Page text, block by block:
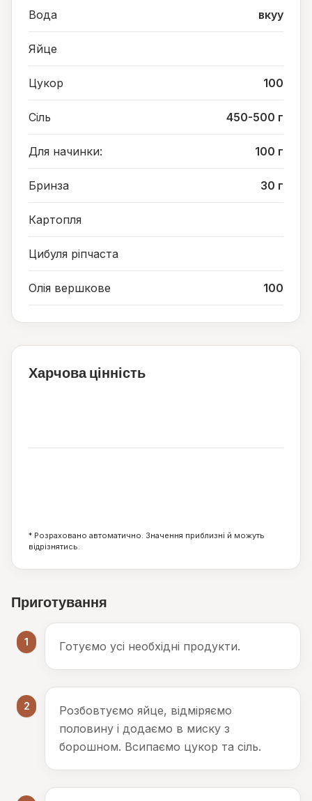
Вода вкуу
Яйце
Цукор 100
Сіль 450-500 г
Для начинки: 100 г
Бринза 30 г
Картопля
Цибуля ріпчаста
Олія вершкове 100
Харчова цінність
* Розраховано автоматично. Значення приблизні й можуть
відрізнятись.
Приготування
1 Готуємо усі необхідні продукти.
2
Розбовтуємо яйце, відміряємо
половину і додаємо в миску з
борошном. Всипаємо цукор та сіль.